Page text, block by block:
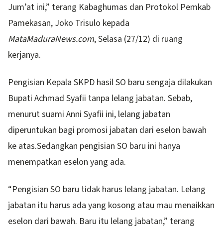
Jum’at ini,” terang Kabaghumas dan Protokol Pemkab
Pamekasan, Joko Trisulo kepada
MataMaduraNews.com, Selasa (27/12) di ruang
kerjanya.
Pengisian Kepala SKPD hasil SO baru sengaja dilakukan
Bupati Achmad Syafii tanpa lelang jabatan. Sebab,
menurut suami Anni Syafii ini, lelang jabatan
diperuntukan bagi promosi jabatan dari eselon bawah
ke atas.Sedangkan pengisian SO baru ini hanya
menempatkan eselon yang ada.
“Pengisian SO baru tidak harus lelang jabatan. Lelang
jabatan itu harus ada yang kosong atau mau menaikkan
eselon dari bawah. Baru itu lelang jabatan,” terang